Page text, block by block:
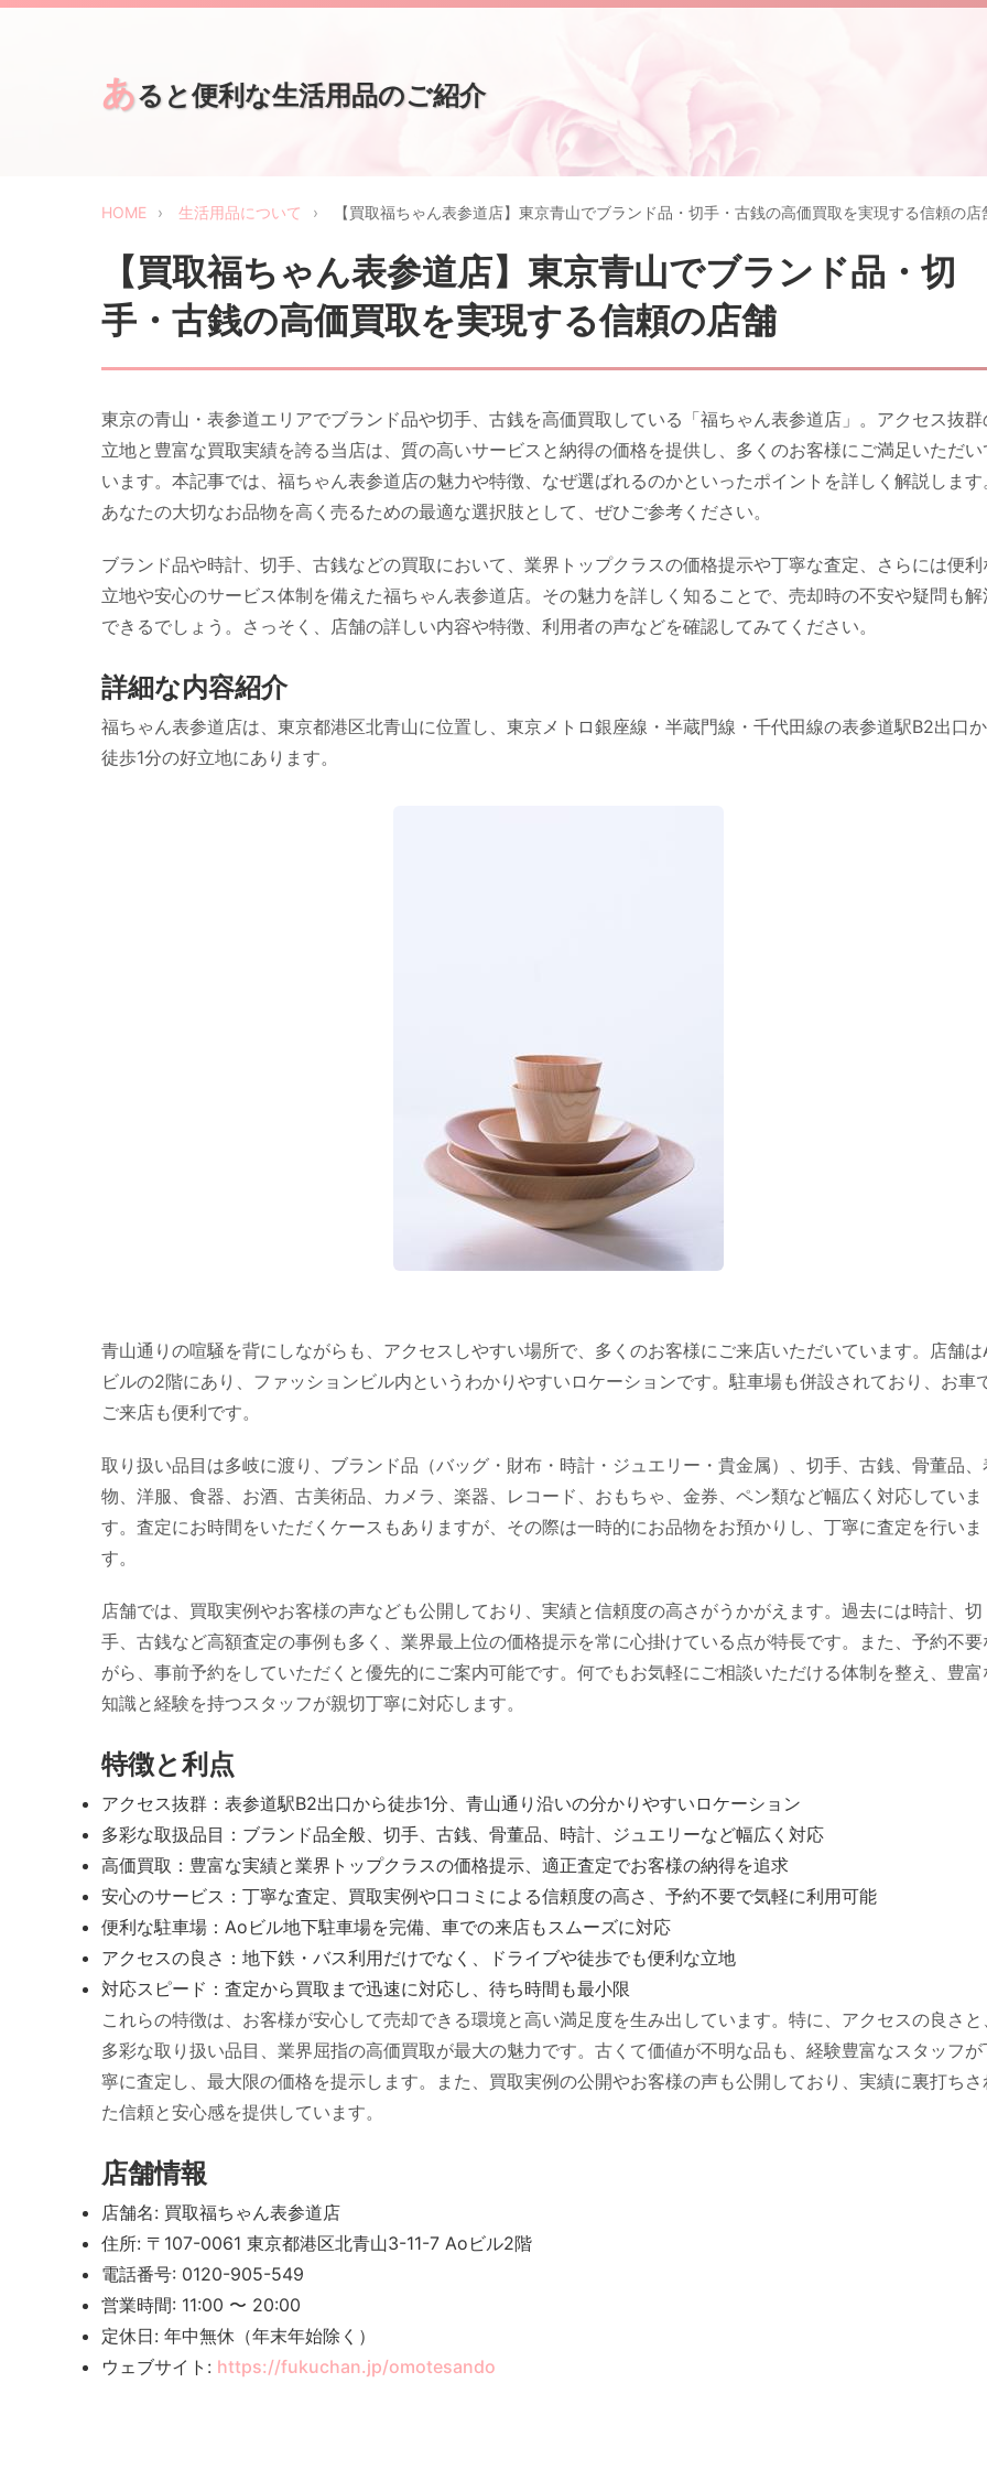
あると便利な生活用品のご紹介
HOME 生活用品について 【買取福ちゃん表参道店】東京青山でブランド品・切手・古銭の高価買取を実現する信頼の店
【買取福ちゃん表参道店】東京青山でブランド品・切
手・古銭の高価買取を実現する信頼の店舗
東京の青山・表参道エリアでブランド品や切手、古銭を高価買取している「福ちゃん表参道店」。アクセス抜群
立地と豊富な買取実績を誇る当店は、質の高いサービスと納得の価格を提供し、多くのお客様にご満足いただい
います。本記事では、福ちゃん表参道店の魅力や特徴、なぜ選ばれるのかといったポイントを詳しく解説します
あなたの大切なお品物を高く売るための最適な選択肢として、ぜひご参考ください。
ブランド品や時計、切手、古銭などの買取において、業界トップクラスの価格提示や丁寧な査定、さらには便利
立地や安心のサービス体制を備えた福ちゃん表参道店。その魅力を詳しく知ることで、売却時の不安や疑問も解
できるでしょう。さっそく、店舗の詳しい内容や特徴、利用者の声などを確認してみてください。
詳細な内容紹介
福ちゃん表参道店は、東京都港区北青山に位置し、東京メトロ銀座線・半蔵門線・千代田線の表参道駅B2出口
徒歩1分の好立地にあります。
青山通りの喧騒を背にしながらも、アクセスしやすい場所で、多くのお客様にご来店いただいています。店舗
ビルの2階にあり、ファッションビル内というわかりやすいロケーションです。駐車場も併設されており、お車
ご来店も便利です。
取り扱い品目は多岐に渡り、ブランド品（バッグ・財布・時計・ジュエリー・貴金属）、切手、古銭、骨董品、
物、洋服、食器、お酒、古美術品、カメラ、楽器、レコード、おもちゃ、金券、ペン類など幅広く対応していま
す。査定にお時間をいただくケースもありますが、その際は一時的にお品物をお預かりし、丁寧に査定を行いま
す。
店舗では、買取実例やお客様の声なども公開しており、実績と信頼度の高さがうかがえます。過去には時計、切
手、古銭など高額査定の事例も多く、業界最上位の価格提示を常に心掛けている点が特長です。また、予約不要
がら、事前予約をしていただくと優先的にご案内可能です。何でもお気軽にご相談いただける体制を整え、豊富
知識と経験を持つスタッフが親切丁寧に対応します。
特徴と利点
アクセス抜群：表参道駅B2出口から徒歩1分、青山通り沿いの分かりやすいロケーション
多彩な取扱品目：ブランド品全般、切手、古銭、骨董品、時計、ジュエリーなど幅広く対応
高価買取：豊富な実績と業界トップクラスの価格提示、適正査定でお客様の納得を追求
安心のサービス：丁寧な査定、買取実例や口コミによる信頼度の高さ、予約不要で気軽に利用可能
便利な駐車場：Aoビル地下駐車場を完備、車での来店もスムーズに対応
アクセスの良さ：地下鉄・バス利用だけでなく、ドライブや徒歩でも便利な立地
対応スピード：査定から買取まで迅速に対応し、待ち時間も最小限
これらの特徴は、お客様が安心して売却できる環境と高い満足度を生み出しています。特に、アクセスの良さと
多彩な取り扱い品目、業界屈指の高価買取が最大の魅力です。古くて価値が不明な品も、経験豊富なスタッフが
寧に査定し、最大限の価格を提示します。また、買取実例の公開やお客様の声も公開しており、実績に裏打ちさ
た信頼と安心感を提供しています。
店舗情報
店舗名: 買取福ちゃん表参道店
住所: 〒107-0061 東京都港区北青山3-11-7 Aoビル2階
電話番号: 0120-905-549
営業時間: 11:00 〜 20:00
定休日: 年中無休（年末年始除く）
ウェブサイト: https://fukuchan.jp/omotesando